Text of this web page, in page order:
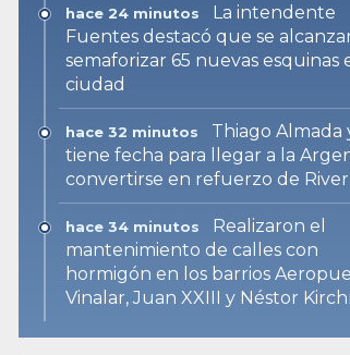
hace 24 minutos
La intendente
Fuentes destacó que se
semaforizar 65 nuevas esquinas
ciudad
hace 32 minutos
Thiago Almada
tiene fecha para llegar a la
convertirse en refuerzo de River
hace 34 minutos
Realizaron el
mantenimiento de calles con
hormigón en los barrios
Vinalar, Juan XXIII y Néstor